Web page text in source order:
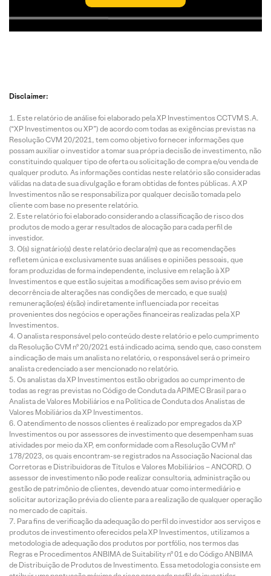
Disclaimer:
Este relatório de análise foi elaborado pela XP Investimentos CCTVM S.A.
(“XP Investimentos ou XP”) de acordo com todas as exigências previstas na
Resolução CVM 20/2021, tem como objetivo fornecer informações que
possam auxiliar o investidor a tomar sua própria decisão de investimento, não
constituindo qualquer tipo de oferta ou solicitação de compra e/ou venda de
qualquer produto. As informações contidas neste relatório são consideradas
válidas na data de sua divulgação e foram obtidas de fontes públicas. A XP
Investimentos não se responsabiliza por qualquer decisão tomada pelo
cliente com base no presente relatório.
Este relatório foi elaborado considerando a classificação de risco dos
produtos de modo a gerar resultados de alocação para cada perfil de
investidor.
O(s) signatário(s) deste relatório declara(m) que as recomendações
refletem única e exclusivamente suas análises e opiniões pessoais, que
foram produzidas de forma independente, inclusive em relação à XP
Investimentos e que estão sujeitas a modificações sem aviso prévio em
decorrência de alterações nas condições de mercado, e que sua(s)
remuneração(es) é(são) indiretamente influenciada por receitas
provenientes dos negócios e operações financeiras realizadas pela XP
Investimentos.
O analista responsável pelo conteúdo deste relatório e pelo cumprimento
da Resolução CVM nº 20/2021 está indicado acima, sendo que, caso constem
a indicação de mais um analista no relatório, o responsável será o primeiro
analista credenciado a ser mencionado no relatório.
Os analistas da XP Investimentos estão obrigados ao cumprimento de
todas as regras previstas no Código de Conduta da APIMEC Brasil para o
Analista de Valores Mobiliários e na Política de Conduta dos Analistas de
Valores Mobiliários da XP Investimentos.
O atendimento de nossos clientes é realizado por empregados da XP
Investimentos ou por assessores de investimento que desempenham suas
atividades por meio da XP, em conformidade com a Resolução CVM nº
178/2023, os quais encontram-se registrados na Associação Nacional das
Corretoras e Distribuidoras de Títulos e Valores Mobiliários – ANCORD. O
assessor de investimento não pode realizar consultoria, administração ou
gestão de patrimônio de clientes, devendo atuar como intermediário e
solicitar autorização prévia do cliente para a realização de qualquer operação
no mercado de capitais.
Para fins de verificação da adequação do perfil do investidor aos serviços e
produtos de investimento oferecidos pela XP Investimentos, utilizamos a
metodologia de adequação dos produtos por portfólio, nos termos das
Regras e Procedimentos ANBIMA de Suitability nº 01 e do Código ANBIMA
de Distribuição de Produtos de Investimento. Essa metodologia consiste em